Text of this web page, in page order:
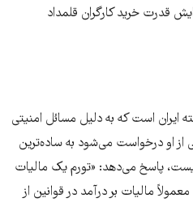
قدرت خرید کارگران قلمداد
ایران است که به دلیل مسائل امنیتی
از او درخواست می‌شود به ساده‌ترین
پاسخ می‌دهد: «تورم یک مالیات
مالیات بر درآمد در قوانین از